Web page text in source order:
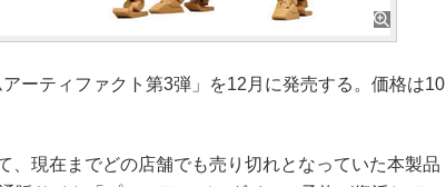
ーティファクト第3弾」を12月に発売する。価格は10
現在までどの店舗でも売り切れとなっていた本製品